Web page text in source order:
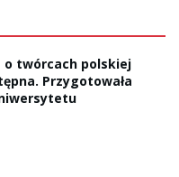
twórcach polskiej
Przygotowała